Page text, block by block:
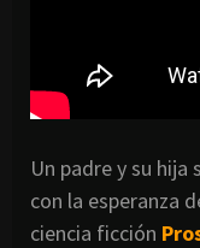
Un padre y su hija
con la esperanza
ciencia ficción